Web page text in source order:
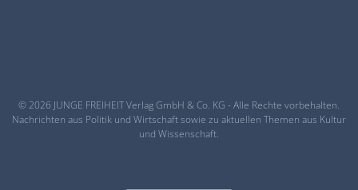
© 2026 JUNGE FREIHEIT Verlag GmbH & Co. KG - Alle Rechte vorbehalten.
Nachrichten aus Politik und Wirtschaft sowie zu aktuellen Themen aus Kultur
und Wissenschaft.